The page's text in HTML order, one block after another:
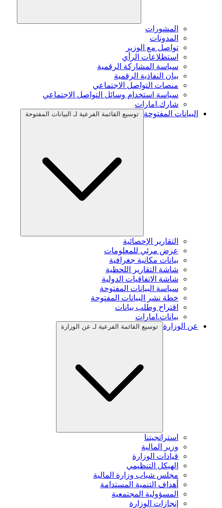
المشورات
المدونات
تواصل مع الوزير
استطلاعات الرأي
سياسة المشاركة الرقمية
بيان النفاذية الرقمية
منصات التواصل الاجتماعي
سياسة استخدام وسائل التواصل الاجتماعي
شارك.امارات
البيانات المفتوحة
توسيع القائمة الفرعية لـ البيانات المفتوحة
التقارير الإحصائية
عرض مرئي للمعلومات
بيانات مكانية جغرافية
شاشة التقارير اللحظية
شاشة الاتفاقيات الدولية
سياسة البيانات المفتوحة
خطة نشر البيانات المفتوحة
اقتراح وطلب بيانات
بيانات.امارات
عن الوزارة
توسيع القائمة الفرعية لـ عن الوزارة
استراتجيتنا
وزير المالية
قيادات الوزارة
الهيكل التنظيمي
مجلس شباب وزارة المالية
أهداف التنمية المستدامة
المسؤولية المجتمعية
إنجازات الوزارة